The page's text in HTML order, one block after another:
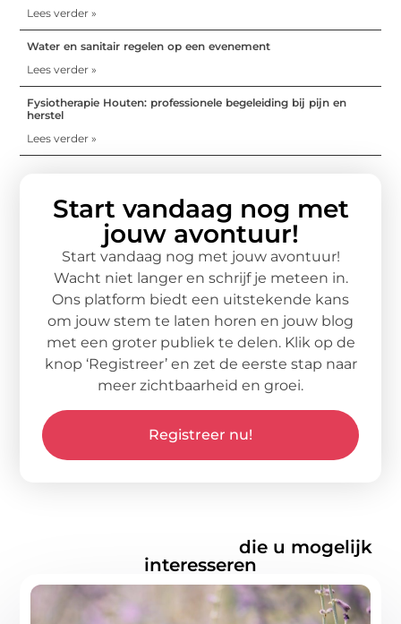
Lees verder »
Water en sanitair regelen op een evenement
Lees verder »
Fysiotherapie Houten: professionele begeleiding bij pijn en
herstel
Lees verder »
Start vandaag nog met
jouw avontuur!
Start vandaag nog met jouw avontuur!
Wacht niet langer en schrijf je meteen in.
Ons platform biedt een uitstekende kans
om jouw stem te laten horen en jouw blog
met een groter publiek te delen. Klik op de
knop ‘Registreer’ en zet de eerste stap naar
meer zichtbaarheid en groei.
Registreer nu!
die u mogelijk
interesseren